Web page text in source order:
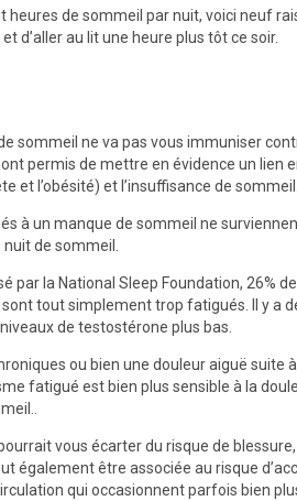
de sommeil par nuit, voici neuf
d’aller au lit une heure plus tôt ce soir.
sommeil ne va pas vous immuniser
permis de mettre en évidence un lien
et l’obésité) et l’insuffisance de sommeil.
à un manque de sommeil ne
de sommeil.
par la National Sleep Foundation, 26%
tout simplement trop fatigués. Il y a
de testostérone plus bas.
ou bien une douleur aiguë suite
fatigué est bien plus sensible à la
vous écarter du risque de
également être associée au risque
qui occasionnent parfois bien